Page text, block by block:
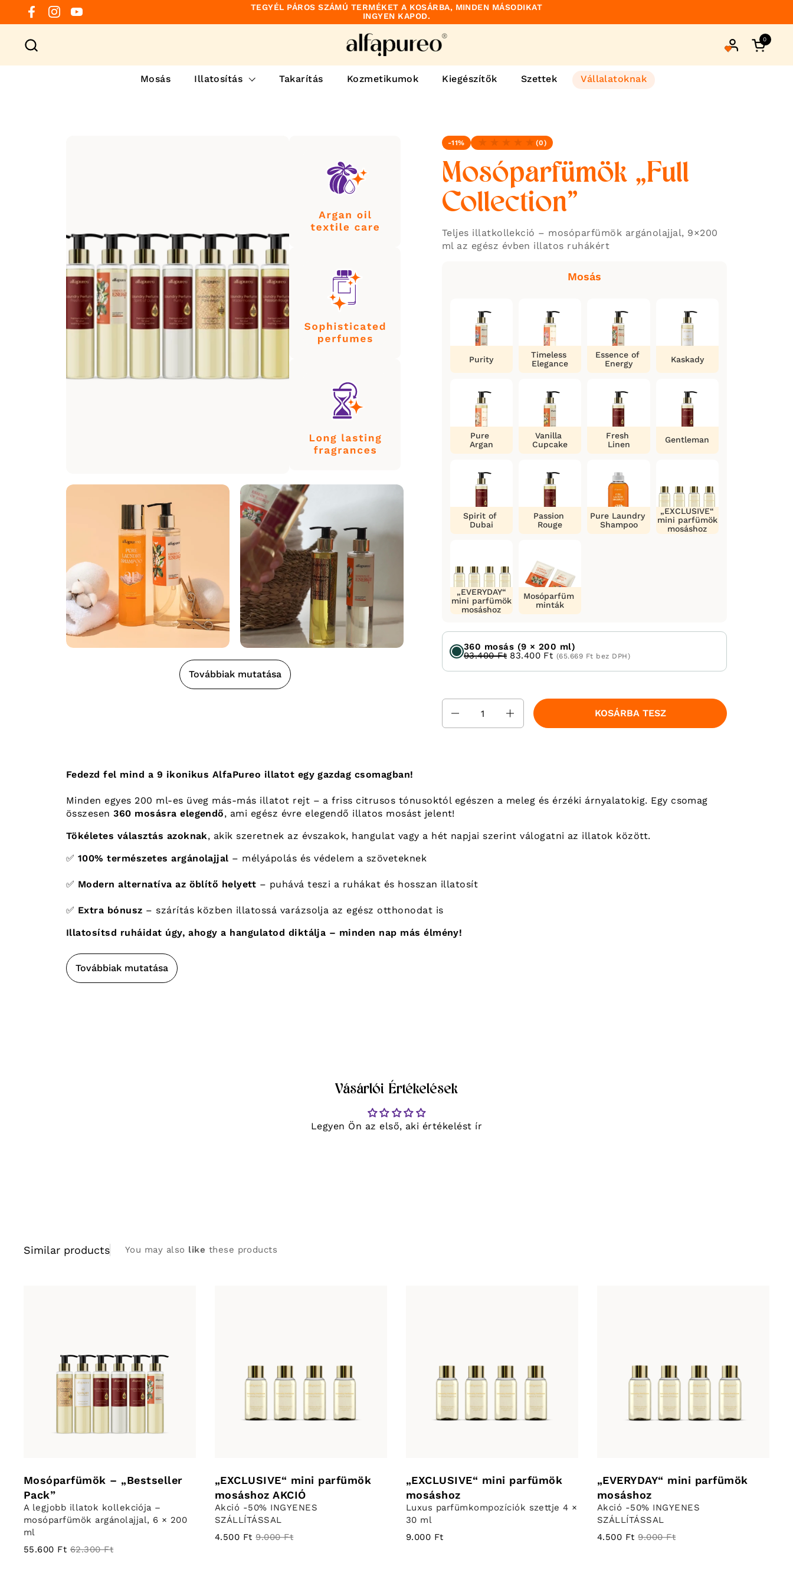
Ugrás a tartalomhoz
Facebook
Instagram
YouTube
TEGYÉL PÁROS SZÁMÚ TERMÉKET A KOSÁRBA, MINDEN MÁSODIKAT
INGYEN KAPOD.
Kosár
0
Mosás Illatosítás Takarítás Kozmetikumok Kiegészítők Szettek Vállalatoknak
Továbbiak mutatása
-11%
Nincs vélemény
(0)
Mosóparfümök „Full
Collection”
Teljes illatkollekció – mosóparfümök argánolajjal, 9×200
ml az egész évben illatos ruhákért
Mosás
Purity
Timeless
Elegance
Essence of
Energy
Kaskady
Pure
Argan
Vanilla
Cupcake
Fresh
Linen
Gentleman
Spirit of
Dubai
Passion
Rouge
Pure Laundry
Shampoo
„EXCLUSIVE“
mini parfümök
mosáshoz
„EVERYDAY“
mini parfümök
mosáshoz
Mosóparfüm
minták
360 mosás (9 × 200 ml)
93.400 Ft 83.400 Ft (65.669 Ft bez DPH)
KOSÁRBA TESZ
Fedezd fel mind a 9 ikonikus AlfaPureo illatot egy gazdag csomagban!
Minden egyes 200 ml-es üveg más-más illatot rejt – a friss citrusos tónusoktól egészen a meleg és érzéki árnyalatokig. Egy csomag
összesen360 mosásra elegendő, ami egész évre elegendő illatos mosást jelent!
Tökéletes választás azoknak, akik szeretnek az évszakok, hangulat vagy a hét napjai szerint válogatni az illatok között.
✅ 100% természetes argánolajjal – mélyápolás és védelem a szöveteknek
✅ Modern alternatíva az öblítő helyett – puhává teszi a ruhákat és hosszan illatosít
✅ Extra bónusz – szárítás közben illatossá varázsolja az egész otthonodat is
Illatosítsd ruháidat úgy, ahogy a hangulatod diktálja – minden nap más élmény!
Továbbiak mutatása
Vásárlói Értékelések
Legyen Ön az első, aki értékelést ír
Similar products You may also like these products
Mosóparfümök – „Bestseller
Pack”
A legjobb illatok kollekciója –
mosóparfümök argánolajjal, 6 × 200
ml
55.600 Ft 62.300 Ft
„EXCLUSIVE“ mini parfümök
mosáshoz AKCIÓ
Akció -50% INGYENES
SZÁLLÍTÁSSAL
4.500 Ft 9.000 Ft
„EXCLUSIVE“ mini parfümök
mosáshoz
Luxus parfümkompozíciók szettje 4 ×
30 ml
9.000 Ft
„EVERYDAY“ mini parfümök
mosáshoz
Akció -50% INGYENES
SZÁLLÍTÁSSAL
4.500 Ft 9.000 Ft